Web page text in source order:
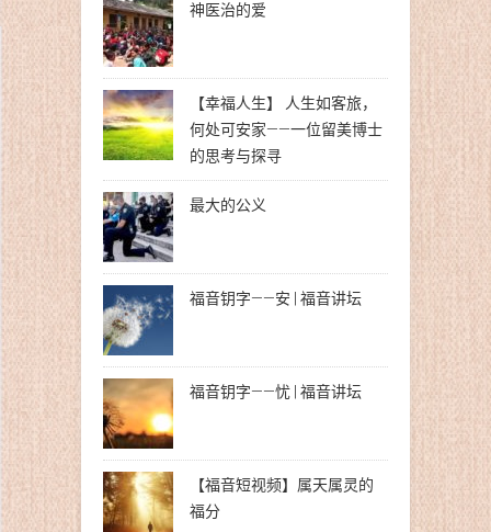
神医治的爱
【幸福人生】 人生如客旅，
何处可安家——一位留美博士
的思考与探寻
最大的公义
福音钥字——安 | 福音讲坛
福音钥字——忧 | 福音讲坛
【福音短视频】属天属灵的
福分